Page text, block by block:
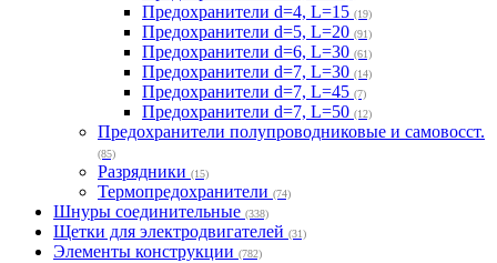
Предохранители d=4, L=15 (19)
Предохранители d=5, L=20 (91)
Предохранители d=6, L=30 (61)
Предохранители d=7, L=30 (14)
Предохранители d=7, L=45 (7)
Предохранители d=7, L=50 (12)
Предохранители полупроводниковые и самовосст.
(85)
Разрядники (15)
Термопредохранители (74)
Шнуры соединительные (338)
Щетки для электродвигателей (31)
Элементы конструкции (782)